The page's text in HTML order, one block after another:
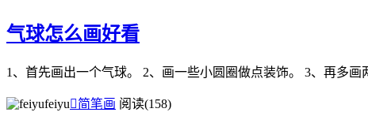
气球怎么画好看
1、首先画出一个气球。 2、画一些小圆圈做点装饰。 3、再多
feiyu简笔画 阅读(158)